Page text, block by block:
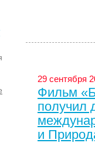
29 сентября
Фильм
получил
и